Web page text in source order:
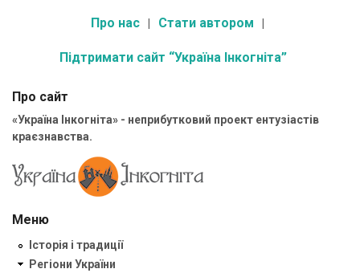
Про нас Стати автором
Підтримати сайт “Україна Інкогніта”
Про сайт
«Україна Інкогніта» - неприбутковий проект ентузіастів
краєзнавства.
Меню
Історія і традиції
Регіони України